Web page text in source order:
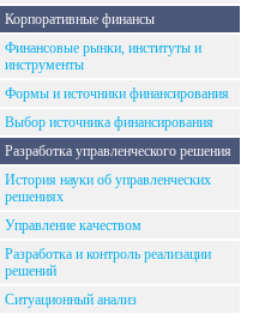
Корпоративные финансы
Финансовые рынки, институты и
инструменты
Формы и источники финансирования
Выбор источника финансирования
Разработка управленческого решения
История науки об управленческих
решениях
Управление качеством
Разработка и контроль реализации
решений
Ситуационный анализ